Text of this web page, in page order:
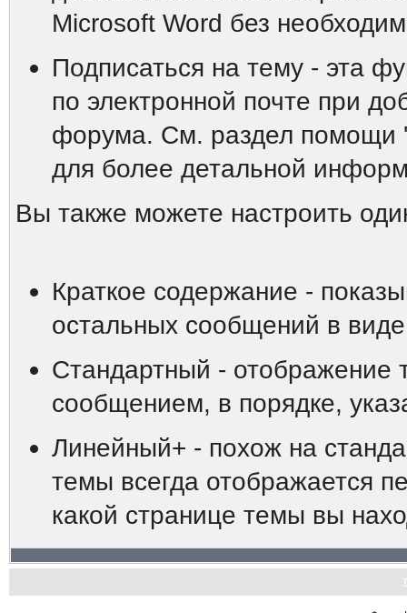
Microsoft Word без
Подписаться на тему - эта
по электронной почте при
форума. См. раздел помощи
для более детальной
Вы также можете настроить
Краткое содержание -
остальных сообщений в
Стандартный - отображение
сообщением, в порядке,
Линейный+ - похож на
темы всегда отображается
какой странице темы вы